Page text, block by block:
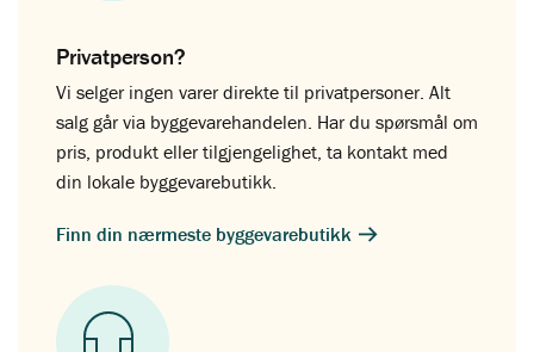
Privatperson?
Vi selger ingen varer direkte til privatpersoner. Alt
salg går via byggevarehandelen. Har du spørsmål om
pris, produkt eller tilgjengelighet, ta kontakt med
din lokale byggevarebutikk.
Finn din nærmeste byggevarebutikk